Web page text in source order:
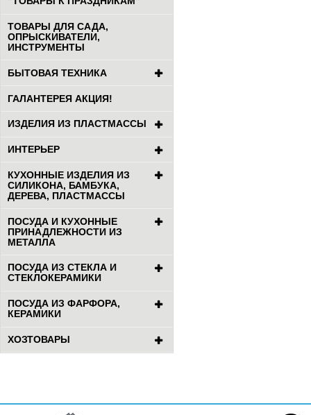
ТОВАРЫ ДЛЯ САДА,
ОПРЫСКИВАТЕЛИ,
ИНСТРУМЕНТЫ
БЫТОВАЯ ТЕХНИКА
ГАЛАНТЕРЕЯ АКЦИЯ!
ИЗДЕЛИЯ ИЗ ПЛАСТМАССЫ
ИНТЕРЬЕР
КУХОННЫЕ ИЗДЕЛИЯ ИЗ
СИЛИКОНА, БАМБУКА,
ДЕРЕВА, ПЛАСТМАССЫ
ПОСУДА И КУХОННЫЕ
ПРИНАДЛЕЖНОСТИ ИЗ
МЕТАЛЛА
ПОСУДА ИЗ СТЕКЛА И
СТЕКЛОКЕРАМИКИ
ПОСУДА ИЗ ФАРФОРА,
КЕРАМИКИ
ХОЗТОВАРЫ